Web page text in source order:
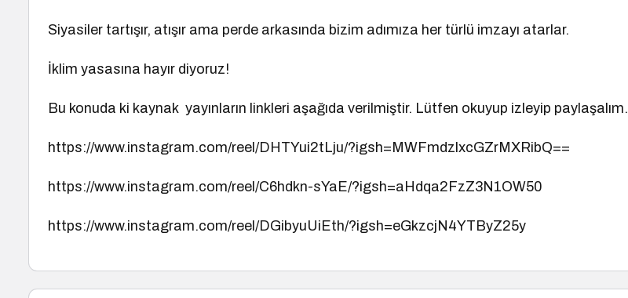
Siyasiler tartışır, atışır ama perde arkasında bizim adımıza her türlü imzayı atarlar.
İklim yasasına hayır diyoruz!
Bu konuda ki kaynak yayınların linkleri aşağıda verilmiştir. Lütfen okuyup izleyip paylaşalım.
https://www.instagram.com/reel/DHTYui2tLju/?igsh=MWFmdzlxcGZrMXRibQ==
https://www.instagram.com/reel/C6hdkn-sYaE/?igsh=aHdqa2FzZ3N1OW50
https://www.instagram.com/reel/DGibyuUiEth/?igsh=eGkzcjN4YTByZ25y